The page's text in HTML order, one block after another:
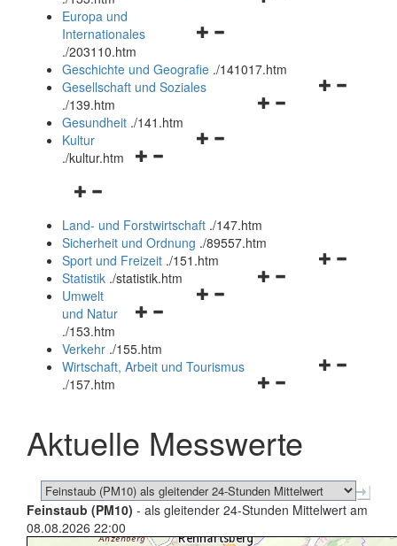
Navigationsmenü
und
schließen
Europa und
Internationales
./203110.htm
Geschichte und Geografie ./141017.htm
Navigationsmenü
Gesellschaft und Soziales
./139.htm
Navigationsmenü
Gesundheit ./141.htm
Navigationsmenü
Kultur
./kultur.htm
Navigationsmenü
und
schließen
Land- und Forstwirtschaft ./147.htm
Sicherheit und Ordnung ./89557.htm
Navigationsmenü
Sport und Freizeit ./151.htm
Navigationsmenü
Statistik ./statistik.htm
Navigationsmenü
und
schließen
Umwelt
und Natur
./153.htm
Verkehr ./155.htm
Navigationsmenü
schließen
Wirtschaft, Arbeit und Tourismus
./157.htm
Aktuelle Messwerte
Feinstaub (PM10) - als gleitender 24-Stunden Mittelwert am
08.08.2026 22:00